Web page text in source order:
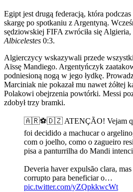
Egipt jest drugą federacją, która podczas
skargę po spotkaniu z Argentyną.
sędziowskiej FIFA zwróciła się Algieria,
Albicelestes 0:3.
Algierczycy wskazywali przede
Aïssę Mandiego. Argentyńczyk
podniesioną nogą w jego łydkę.
Marciniak nie pokazał mu nawet żółtej
Polakowi obejrzenia powtórki. Messi
zdobył trzy bramki.
🇦🇷⚽️🇩🇿 ATENÇÃO! Vejam
foi decidido a machucar o
com o joelho, como o zagueiro
pisa a panturrilha do Mandi
Deveria haver expulsão clara,
corrupto para beneficiar o…
pic.twitter.com/yZQpkkwcWt